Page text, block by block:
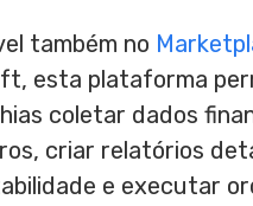
também no
esta plataforma
coletar dados
criar relatórios
e executar